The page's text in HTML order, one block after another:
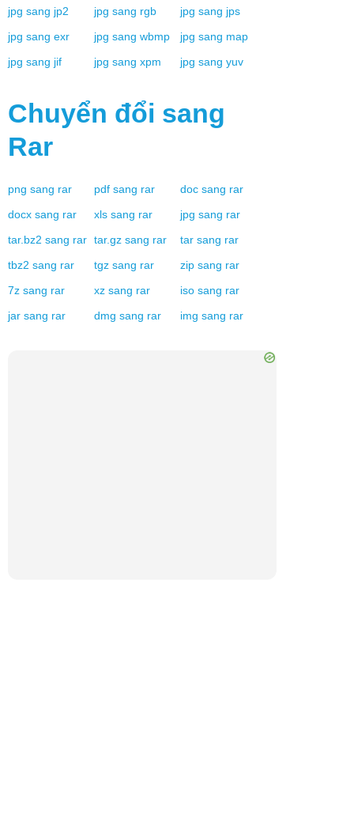
jpg sang jp2 jpg sang rgb jpg sang jps
jpg sang exr jpg sang wbmp jpg sang map
jpg sang jif jpg sang xpm jpg sang yuv
Chuyển đổi sang
Rar
png sang rar pdf sang rar doc sang rar
docx sang rar xls sang rar jpg sang rar
tar.bz2 sang rar tar.gz sang rar tar sang rar
tbz2 sang rar tgz sang rar zip sang rar
7z sang rar xz sang rar iso sang rar
jar sang rar dmg sang rar img sang rar